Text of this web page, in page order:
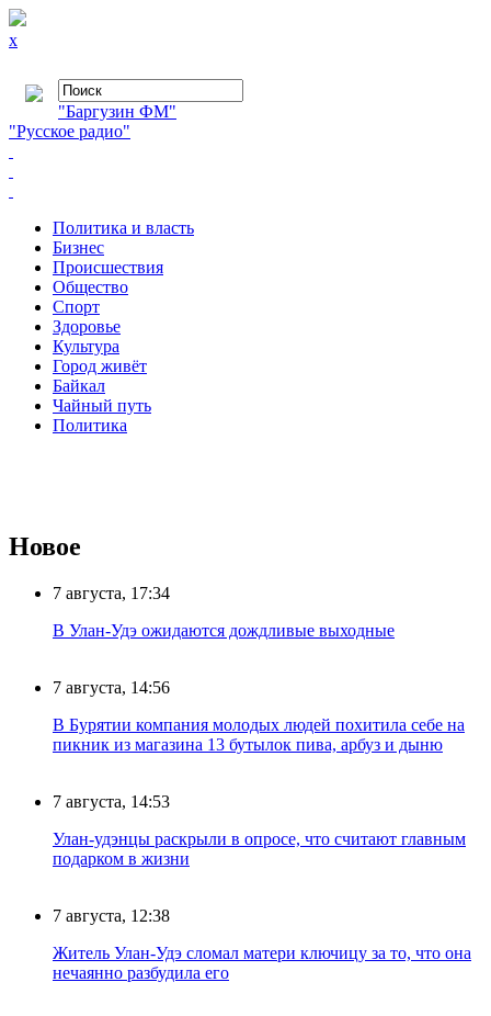
x
"Баргузин ФМ"
"Русское радио"
Политика и власть
Бизнес
Происшествия
Общество
Cпорт
Здоровье
Культура
Город живёт
Байкал
Чайный путь
Политика
Новое
7 августа, 17:34
В Улан-Удэ ожидаются дождливые выходные
7 августа, 14:56
В Бурятии компания молодых людей похитила себе на
пикник из магазина 13 бутылок пива, арбуз и дыню
7 августа, 14:53
Улан-удэнцы раскрыли в опросе, что считают главным
подарком в жизни
7 августа, 12:38
Житель Улан-Удэ сломал матери ключицу за то, что она
нечаянно разбудила его